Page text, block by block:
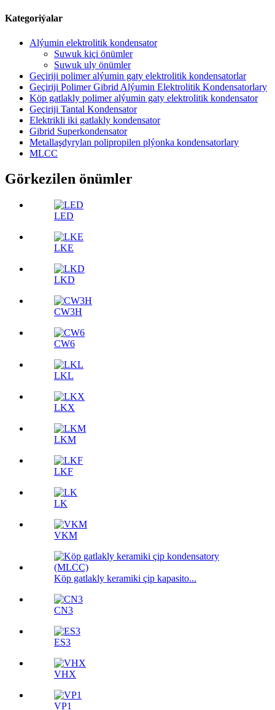
Kategoriýalar
Alýumin elektrolitik kondensator
Suwuk kiçi önümler
Suwuk uly önümler
Geçiriji polimer alýumin gaty elektrolitik kondensatorlar
Geçiriji Polimer Gibrid Alýumin Elektrolitik Kondensatorlary
Köp gatlakly polimer alýumin gaty elektrolitik kondensator
Geçiriji Tantal Kondensator
Elektrikli iki gatlakly kondensator
Gibrid Superkondensator
Metallaşdyrylan polipropilen plýonka kondensatorlary
MLCC
Görkezilen önümler
LED
LKE
LKD
CW3H
CW6
LKL
LKX
LKM
LKF
LK
VKM
Köp gatlakly keramiki çip kapasito...
CN3
ES3
VHX
VP1